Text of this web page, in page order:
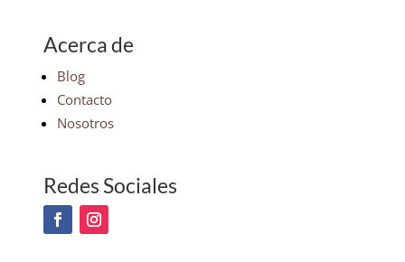
Acerca de
Blog
Contacto
Nosotros
Redes Sociales